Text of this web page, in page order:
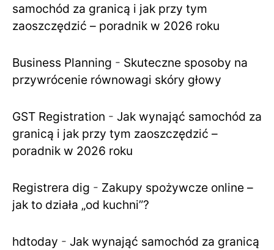
samochód za granicą i jak przy tym
zaoszczędzić – poradnik w 2026 roku
Business Planning - Skuteczne sposoby na
przywrócenie równowagi skóry głowy
GST Registration - Jak wynająć samochód za
granicą i jak przy tym zaoszczędzić –
poradnik w 2026 roku
Registrera dig - Zakupy spożywcze online –
jak to działa „od kuchni”?
hdtoday - Jak wynająć samochód za granicą